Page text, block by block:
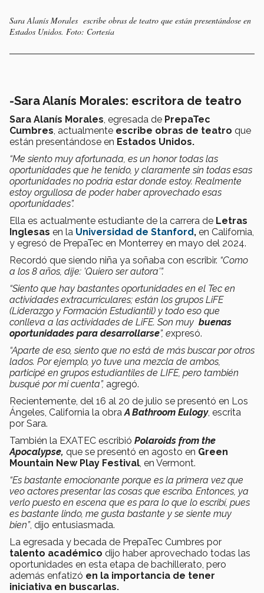
Sara Alanís Morales escribe obras de teatro que están presentándose en
Estados Unidos. Foto: Cortesía
-Sara Alanís Morales: escritora de teatro
Sara Alanís Morales , egresada de PrepaTec
Cumbres , actualmente escribe obras de teatro que
están presentándose en Estados Unidos.
“Me siento muy afortunada, es un honor todas las
oportunidades que he tenido, y claramente sin todas esas
oportunidades no podría estar donde estoy. Realmente
estoy orgullosa de poder haber aprovechado esas
oportunidades”.
Ella es actualmente estudiante de la carrera de Letras
Inglesas en la Universidad de Stanford, en California,
y egresó de PrepaTec en Monterrey en mayo del 2024.
Recordó que siendo niña ya soñaba con escribir. “Como
a los 8 años, dije: 'Quiero ser autora'”.
“Siento que hay bastantes oportunidades en el Tec en
actividades extracurriculares; están los grupos LiFE
(Liderazgo y Formación Estudiantil) y todo eso que
conlleva a las actividades de LiFE. Son muy buenas
oportunidades para desarrollarse”, expresó.
“Aparte de eso, siento que no está de más buscar por otros
lados. Por ejemplo, yo tuve una mezcla de ambos,
participé en grupos estudiantiles de LIFE, pero también
busqué por mi cuenta”, agregó.
Recientemente, del 16 al 20 de julio se presentó en Los
Ángeles, California la obra A Bathroom Eulogy, escrita
por Sara.
También la EXATEC escribió Polaroids from the
Apocalypse, que se presentó en agosto en Green
Mountain New Play Festival , en Vermont.
“Es bastante emocionante porque es la primera vez que
veo actores presentar las cosas que escribo. Entonces, ya
verlo puesto en escena que es para lo que lo escribí, pues
es bastante lindo, me gusta bastante y se siente muy
bien”, dijo entusiasmada.
La egresada y becada de PrepaTec Cumbres por
talento académico dijo haber aprovechado todas las
oportunidades en esta etapa de bachillerato, pero
además enfatizó en la importancia de tener
iniciativa en buscarlas.